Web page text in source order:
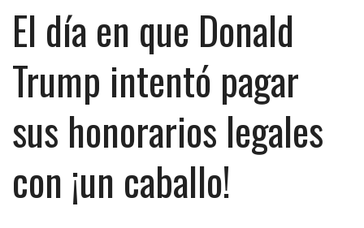
El día en que Donald
Trump intentó pagar
sus honorarios legales
con ¡un caballo!